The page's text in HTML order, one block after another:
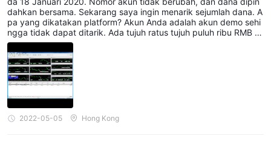
dahkan bersama. Sekarang saya ingin menarik sejumlah dana. A
pa yang dikatakan platform? Akun Anda adalah akun demo sehi
ngga tidak dapat ditarik. Ada tujuh ratus tujuh puluh ribu RMB di
dalamnya, dan sekarang saldo akun adalah 310.478,67 dolar A
S, dan sekarang saya tidak dapat menarik satu sen pun, apakah
Anda memiliki hati nurani!
2022-05-05 Hong Kong